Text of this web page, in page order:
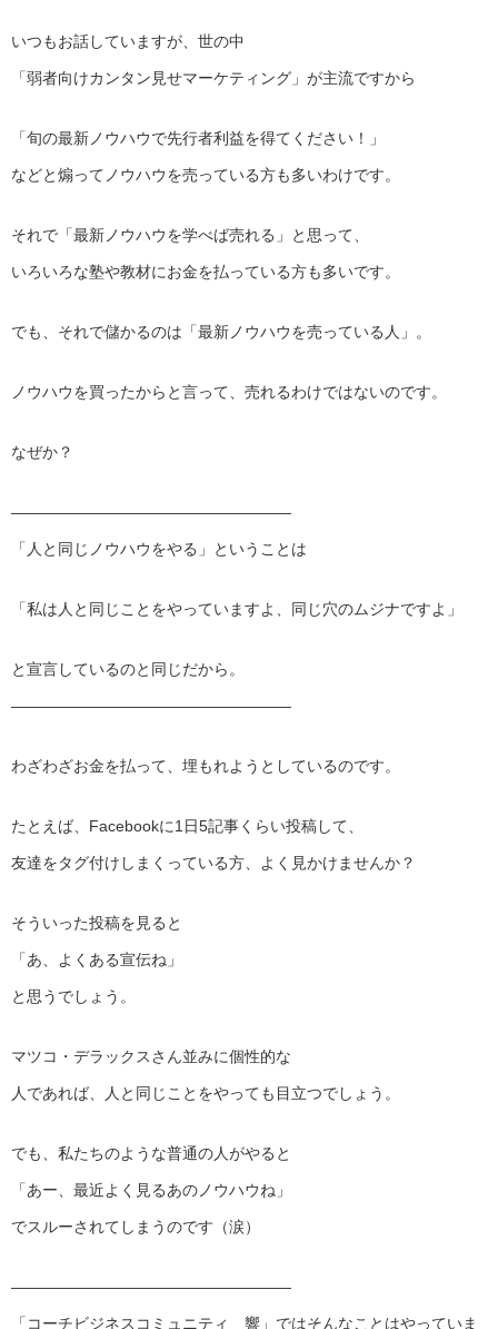
いつもお話していますが、世の中
「弱者向けカンタン見せマーケティング」が主流ですから
「旬の最新ノウハウで先行者利益を得てください！」
などと煽ってノウハウを売っている方も多いわけです。
それで「最新ノウハウを学べば売れる」と思って、
いろいろな塾や教材にお金を払っている方も多いです。
でも、それで儲かるのは「最新ノウハウを売っている人」。
ノウハウを買ったからと言って、売れるわけではないのです。
なぜか？
——————————————————
「人と同じノウハウをやる」ということは
「私は人と同じことをやっていますよ、同じ穴のムジナですよ」
と宣言しているのと同じだから。
——————————————————
わざわざお金を払って、埋もれようとしているのです。
たとえば、Facebookに1日5記事くらい投稿して、
友達をタグ付けしまくっている方、よく見かけませんか？
そういった投稿を見ると
「あ、よくある宣伝ね」
と思うでしょう。
マツコ・デラックスさん並みに個性的な
人であれば、人と同じことをやっても目立つでしょう。
でも、私たちのような普通の人がやると
「あー、最近よく見るあのノウハウね」
でスルーされてしまうのです（涙）
——————————————————
「コーチビジネスコミュニティ 響」ではそんなことはやっていま